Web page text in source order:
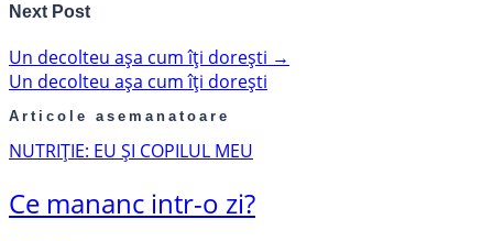
Next Post
Un decolteu așa cum îți dorești →
Un decolteu așa cum îți dorești
Articole asemanatoare
NUTRIȚIE: EU ȘI COPILUL MEU
Ce mananc intr-o zi?